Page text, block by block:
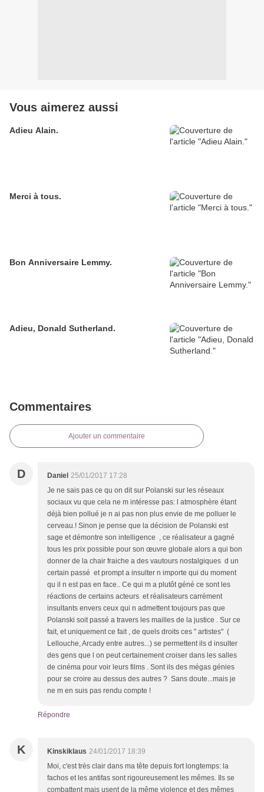
Vous aimerez aussi
Adieu Alain.
Merci à tous.
Bon Anniversaire Lemmy.
Adieu, Donald Sutherland.
Commentaires
Ajouter un commentaire
D Daniel 25/01/2017 17:28
Je ne sais pas ce qu on dit sur Polanski sur les réseaux
sociaux vu que cela ne m intéresse pas: l atmosphère étant
déjà bien pollué je n ai pas non plus envie de me polluer le
cerveau.! Sinon je pense que la décision de Polanski est
sage et démontre son intelligence , ce réalisateur a gagné
tous les prix possible pour son œuvre globale alors a qui bon
donner de la chair fraiche a des vautours nostalgiques d un
certain passé et prompt a insulter n importe qui du moment
qu il n est pas en face.. Ce qui m a plutôt géné ce sont les
réactions de certains acteurs et réalisateurs carrément
insultants envers ceux qui n admettent toujours pas que
Polanski soit passé a travers les mailles de la justice . Sur ce
fait, et uniquement ce fait , de quels droits ces " artistes" (
Lellouche, Arcady entre autres...) se permettent ils d insulter
des gens que l on peut certainement croiser dans les salles
de cinéma pour voir leurs films . Sont ils des mégas génies
pour se croire au dessus des autres ? Sans doute...mais je
ne m en suis pas rendu compte !
Répondre
K Kinskiklaus 24/01/2017 18:39
Moi, c'est très clair dans ma tête depuis fort longtemps: la
fachos et les antifas sont rigoureusement les mêmes. Ils se
combattent mais usent de la même violence et des mêmes